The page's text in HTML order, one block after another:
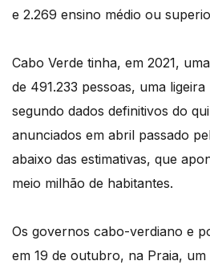
e 2.269 ensino médio ou
Cabo Verde tinha, em 2021,
de 491.233 pessoas, uma
segundo dados definitivos do
anunciados em abril passado
abaixo das estimativas, que
meio milhão de habitantes.
Os governos cabo-verdiano e
em 19 de outubro, na Praia, um